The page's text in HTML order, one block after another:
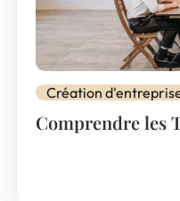
Création
Comprendre les